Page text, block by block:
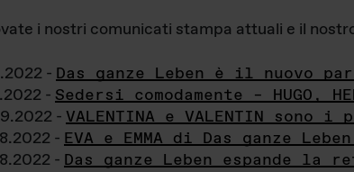
i nostri comunicati stampa attuali e il
- Das ganze Leben è il nuovo
- Sedersi comodamente – HUGO,
- VALENTINA e VALENTIN
- EVA e EMMA di Das ganze
- Das ganze Leben espande